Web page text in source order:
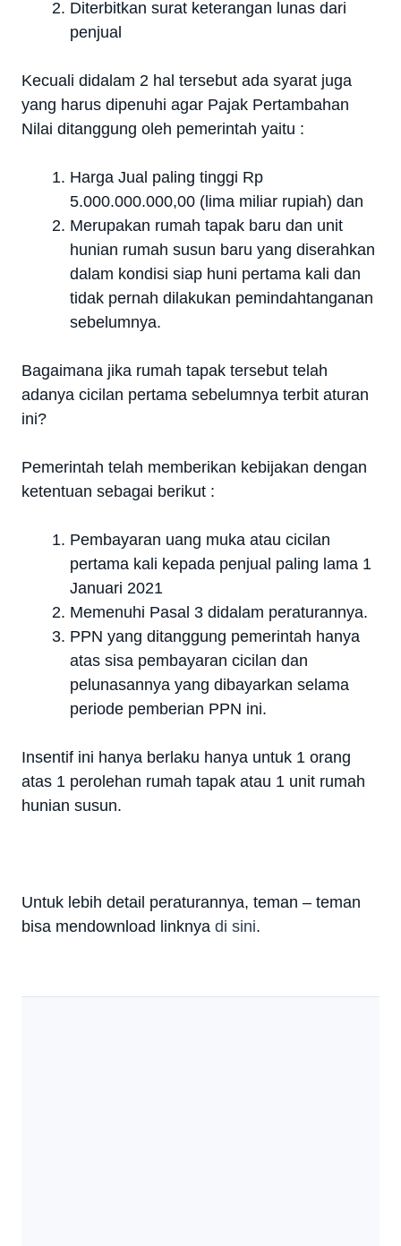
Diterbitkan surat keterangan lunas dari
penjual
Kecuali didalam 2 hal tersebut ada syarat juga
yang harus dipenuhi agar Pajak Pertambahan
Nilai ditanggung oleh pemerintah yaitu :
Harga Jual paling tinggi Rp
5.000.000.000,00 (lima miliar rupiah) dan
Merupakan rumah tapak baru dan unit
hunian rumah susun baru yang diserahkan
dalam kondisi siap huni pertama kali dan
tidak pernah dilakukan pemindahtanganan
sebelumnya.
Bagaimana jika rumah tapak tersebut telah
adanya cicilan pertama sebelumnya terbit aturan
ini?
Pemerintah telah memberikan kebijakan dengan
ketentuan sebagai berikut :
Pembayaran uang muka atau cicilan
pertama kali kepada penjual paling lama 1
Januari 2021
Memenuhi Pasal 3 didalam peraturannya.
PPN yang ditanggung pemerintah hanya
atas sisa pembayaran cicilan dan
pelunasannya yang dibayarkan selama
periode pemberian PPN ini.
Insentif ini hanya berlaku hanya untuk 1 orang
atas 1 perolehan rumah tapak atau 1 unit rumah
hunian susun.
Untuk lebih detail peraturannya, teman – teman
bisa mendownload linknya di sini.